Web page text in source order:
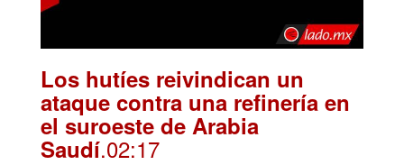
Los hutíes reivindican un
ataque contra una refinería en
el suroeste de Arabia
Saudí.02:17